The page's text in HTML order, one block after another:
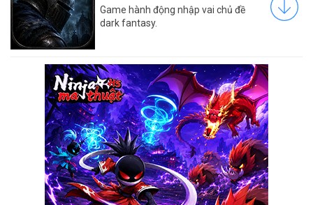
Game hành động nhập vai chủ đề
dark fantasy.